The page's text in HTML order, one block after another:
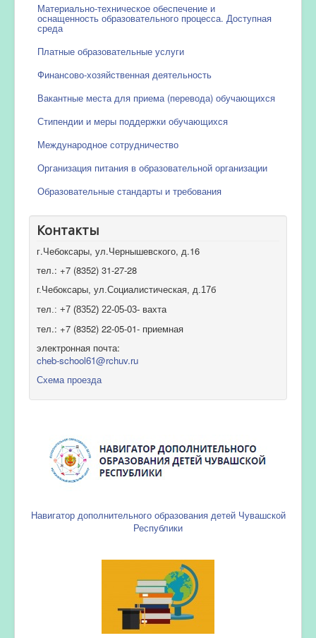
Материально-техническое обеспечение и
оснащенность образовательного процесса. Доступная
среда
Платные образовательные услуги
Финансово-хозяйственная деятельность
Вакантные места для приема (перевода) обучающихся
Стипендии и меры поддержки обучающихся
Международное сотрудничество
Организация питания в образовательной организации
Образовательные стандарты и требования
Контакты
г.Чебоксары, ул.Чернышевского, д.16
тел.: +7 (8352) 31-27-28
г.Чебоксары, ул.Социалистическая, д.17б
тел.: +7 (8352) 22-05-03- вахта
тел.: +7 (8352) 22-05-01- приемная
электронная почта:
cheb-school61@rchuv.ru
Схема проезда
Навигатор дополнительного образования детей Чувашской
Республики